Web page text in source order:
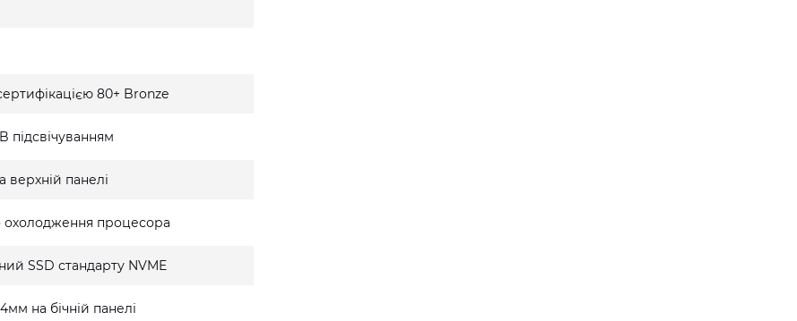
80+ Bronze
підсвічуванням
верхній панелі
охолодження процесора
SSD стандарту NVME
на бічній панелі